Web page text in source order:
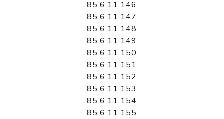
85.6.11.146
85.6.11.147
85.6.11.148
85.6.11.149
85.6.11.150
85.6.11.151
85.6.11.152
85.6.11.153
85.6.11.154
85.6.11.155